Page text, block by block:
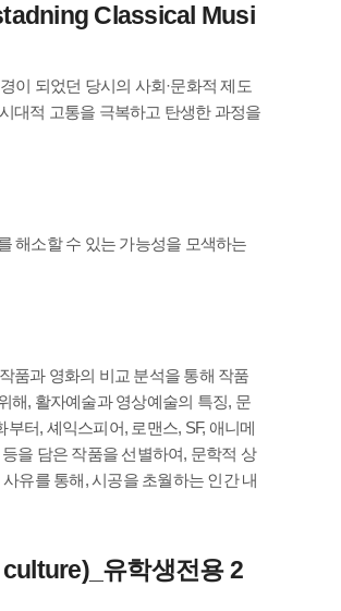
Classical Musi
이 되었던 당시의 사회·문화적 제도
대적 고통을 극복하고 탄생한 과정을
해소할 수 있는 가능성을 모색하는
품과 영화의 비교 분석을 통해 작품
해, 활자예술과 영상예술의 특징, 문
터, 셰익스피어, 로맨스, SF, 애니메
을 담은 작품을 선별하여, 문학적 상
유를 통해, 시공을 초월하는 인간 내
유학생전용 2